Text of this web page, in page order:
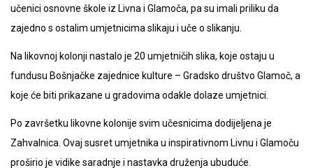
učenici osnovne škole iz Livna i Glamoča, pa su imali priliku da
zajedno s ostalim umjetnicima slikaju i uče o slikanju.
Na likovnoj kolonji nastalo je 20 umjetničih slika, koje ostaju u
fundusu Bošnjačke zajednice kulture – Gradsko društvo Glamoč, a
koje će biti prikazane u gradovima odakle dolaze umjetnici.
Po završetku likovne kolonije svim učesnicima dodijeljena je
Zahvalnica. Ovaj susret umjetnika u inspirativnom Livnu i Glamoču
proširio je vidike saradnje i nastavka druženja ubuduće.